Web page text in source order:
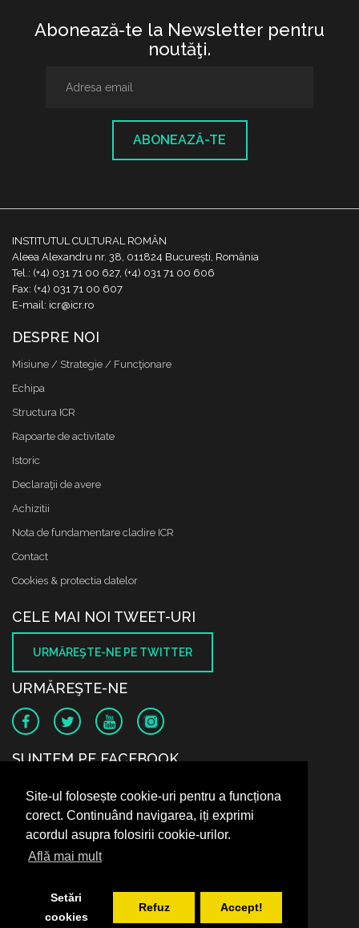
Site-ul folosește cookie-uri pentru a funcționa
corect. Continuând navigarea, iți exprimi
acordul asupra folosirii cookie-urilor.
Află mai mult
Setări
cookies
Refuz Accept!
Abonează-te la Newsletter pentru
noutăţi.
ABONEAZĂ-TE
INSTITUTUL CULTURAL ROMÂN
Aleea Alexandru nr. 38, 011824 București, România
Tel.: (+4) 031 71 00 627, (+4) 031 71 00 606
Fax: (+4) 031 71 00 607
E-mail: icr@icr.ro
DESPRE NOI
Misiune / Strategie / Funcţionare
Echipa
Structura ICR
Rapoarte de activitate
Istoric
Declaraţii de avere
Achizitii
Nota de fundamentare cladire ICR
Contact
Cookies & protectia datelor
CELE MAI NOI TWEET-URI
URMĂREŞTE-NE PE TWITTER
URMĂREŞTE-NE
SUNTEM PE FACEBOOK